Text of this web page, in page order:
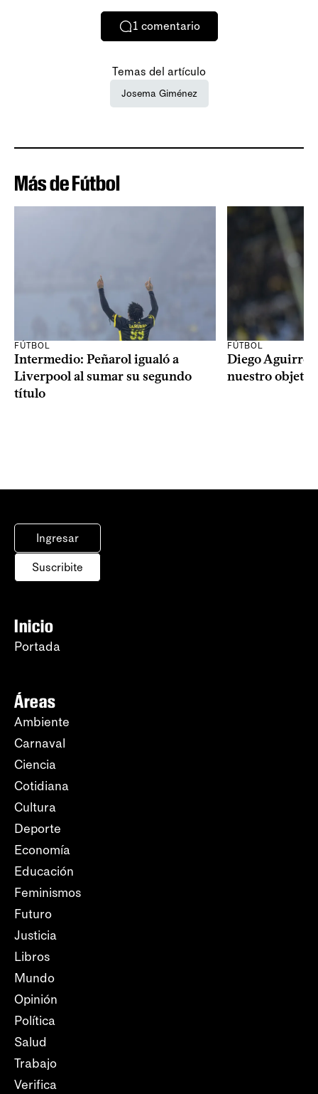
1 comentario
Temas del artículo
Josema Giménez
Más de Fútbol
FÚTBOL
Intermedio: Peñarol igualó a
Liverpool al sumar su segundo
título
FÚTBOL
Diego Aguirre:
nuestro
Ingresar
Suscribite
Inicio
Portada
Áreas
Ambiente
Carnaval
Ciencia
Cotidiana
Cultura
Deporte
Economía
Educación
Feminismos
Futuro
Justicia
Libros
Mundo
Opinión
Política
Salud
Trabajo
Verifica